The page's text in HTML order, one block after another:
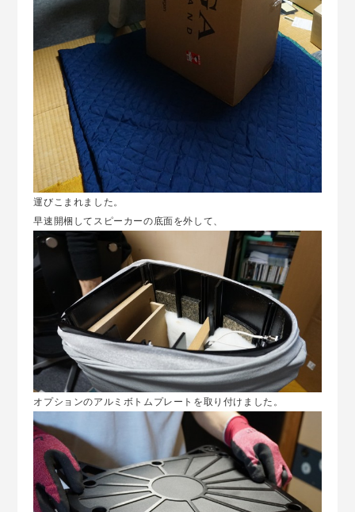
運びこまれました。
早速開梱してスピーカーの底面を外して、
オプションのアルミボトムプレートを取り付けました。